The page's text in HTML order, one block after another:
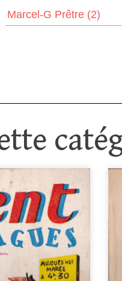
Marcel-G Prêtre (2)